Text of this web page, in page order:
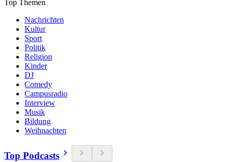
Top Themen
Nachrichten
Kultur
Sport
Politik
Religion
Kinder
DJ
Comedy
Campusradio
Interview
Musik
Bildung
Weihnachten
Top Podcasts